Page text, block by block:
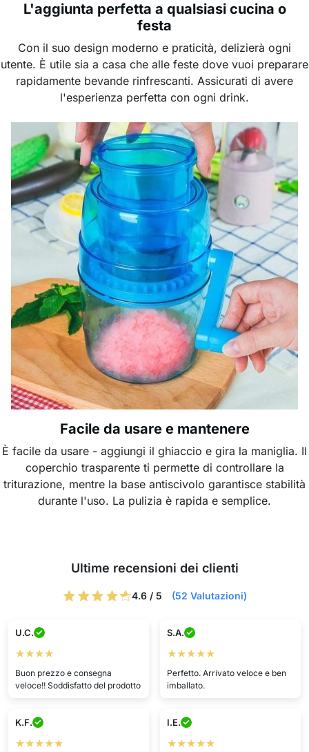
L'aggiunta perfetta a qualsiasi cucina o
festa
Con il suo design moderno e praticità, delizierà ogni
utente. È utile sia a casa che alle feste dove vuoi preparare
rapidamente bevande rinfrescanti. Assicurati di avere
l'esperienza perfetta con ogni drink.
Facile da usare e mantenere
È facile da usare - aggiungi il ghiaccio e gira la maniglia. Il
coperchio trasparente ti permette di controllare la
triturazione, mentre la base antiscivolo garantisce stabilità
durante l'uso. La pulizia è rapida e semplice.
Ultime recensioni dei clienti
4.6 / 5 (52 Valutazioni)
U.C.
★★★★
Buon prezzo e consegna
veloce!! Soddisfatto del prodotto
S.A.
★★★★★
Perfetto. Arrivato veloce e ben
imballato.
K.F.
★★★★★
I.E.
★★★★★